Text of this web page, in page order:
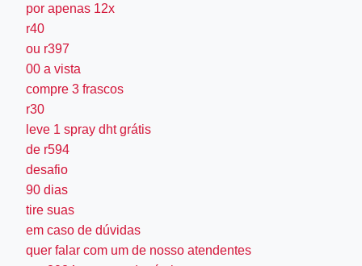
por apenas 12x
r40
ou r397
00 a vista
compre 3 frascos
r30
leve 1 spray dht grátis
de r594
desafio
90 dias
tire suas
em caso de dúvidas
quer falar com um de nosso atendentes